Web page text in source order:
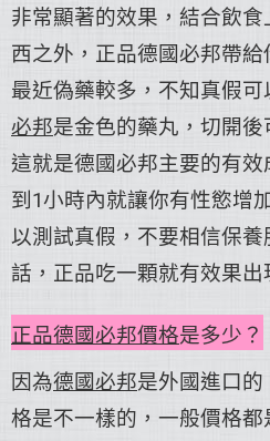
非常顯著的效果，結合飲
西之外，正品德國必邦帶給
最近偽藥較多，不知真假
必邦是金色的藥丸，切開後
這就是德國必邦主要的有
到1小時內就讓你有性慾增
以測試真假，不要相信保
話，正品吃一顆就有效果出
正品德國必邦價格是多少？
因為德國必邦是外國進口
格是不一樣的，一般價格都